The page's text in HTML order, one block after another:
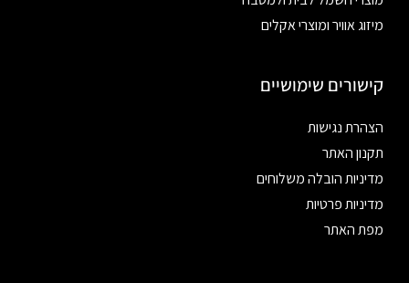
מיזוג אוויר ומוצרי אקלים
קישורים שימושיים
הצהרת נגישות
תקנון האתר
מדיניות הובלה משלוחים
מדיניות פרטיות
מפת האתר